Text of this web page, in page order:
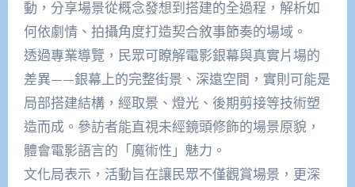
動，分享場景從概念發想到搭建的全過程，解析如
何依劇情、拍攝角度打造契合敘事節奏的場域。
透過專業導覽，民眾可瞭解電影銀幕與真實片場的
差異——銀幕上的完整街景、深遠空間，實則可能是
局部搭建結構，經取景、燈光、後期剪接等技術塑
造而成。參訪者能直視未經鏡頭修飾的場景原貌，
體會電影語言的「魔術性」魅力。
文化局表示，活動旨在讓民眾不僅觀賞場景，更深